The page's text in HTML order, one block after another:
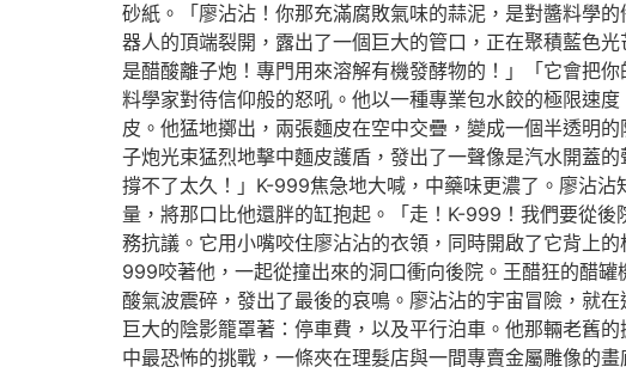
砂紙。「廖沾沾！你那充滿腐敗氣味的蒜泥，是對醬料學
器人的頂端裂開，露出了一個巨大的管口，正在聚積藍色
是醋酸離子炮！專門用來溶解有機發酵物的！」「它會把
料學家對待信仰般的怒吼。他以一種專業包水餃的極限速
皮。他猛地擲出，兩張麵皮在空中交疊，變成一個半透明的
子炮光束猛烈地擊中麵皮護盾，發出了一聲像是汽水開蓋
撐不了太久！」K-999焦急地大喊，中藥味更濃了。廖沾
量，將那口比他還胖的缸抱起。「走！K-999！我們要從
務抗議。它用小嘴咬住廖沾沾的衣領，同時開啟了它背上
999咬著他，一起從撞出來的洞口衝向後院。王醋狂的醋罐
酸氣波震碎，發出了最後的哀鳴。廖沾沾的宇宙冒險，就
巨大的陰影籠罩著：停車費，以及平行泊車。他那輛老舊
中最恐怖的挑戰，一條夾在理髮店與一間專賣金屬雕像的